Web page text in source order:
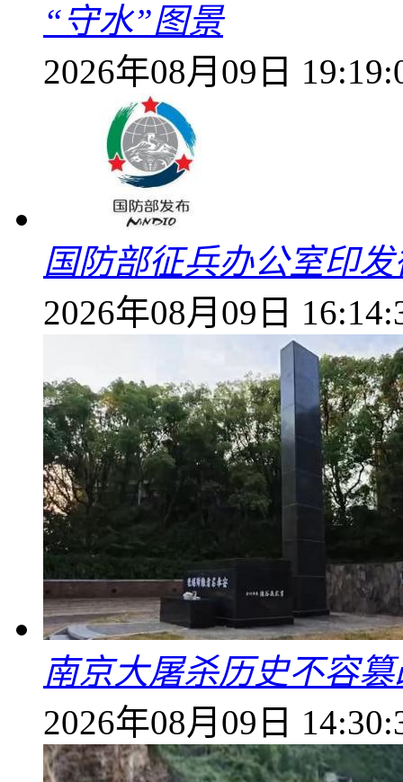
“守水”图景
2026年08月09日
国防部征兵办公室印
2026年08月09日
南京大屠杀历史不容
2026年08月09日